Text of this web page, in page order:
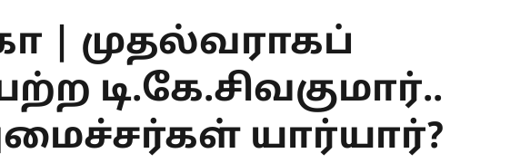
| முதல்வராகப்
டி.கே.சிவகுமார்..
யார்யார்?